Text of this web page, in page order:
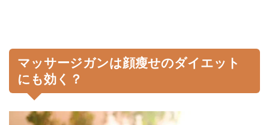
マッサージガンは顔瘦せのダイエット
にも効く？